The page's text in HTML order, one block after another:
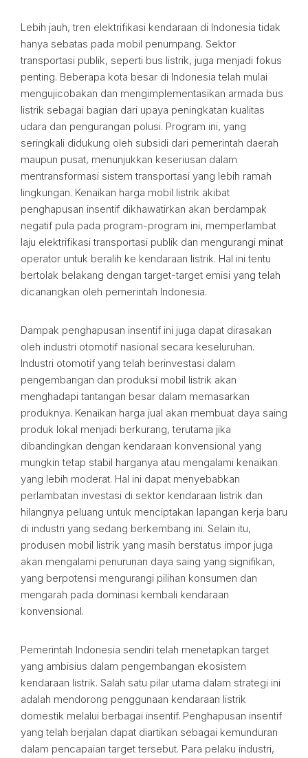
Lebih jauh, tren elektrifikasi kendaraan di Indonesia tidak
hanya sebatas pada mobil penumpang. Sektor
transportasi publik, seperti bus listrik, juga menjadi fokus
penting. Beberapa kota besar di Indonesia telah mulai
mengujicobakan dan mengimplementasikan armada bus
listrik sebagai bagian dari upaya peningkatan kualitas
udara dan pengurangan polusi. Program ini, yang
seringkali didukung oleh subsidi dari pemerintah daerah
maupun pusat, menunjukkan keseriusan dalam
mentransformasi sistem transportasi yang lebih ramah
lingkungan. Kenaikan harga mobil listrik akibat
penghapusan insentif dikhawatirkan akan berdampak
negatif pula pada program-program ini, memperlambat
laju elektrifikasi transportasi publik dan mengurangi minat
operator untuk beralih ke kendaraan listrik. Hal ini tentu
bertolak belakang dengan target-target emisi yang telah
dicanangkan oleh pemerintah Indonesia.
Dampak penghapusan insentif ini juga dapat dirasakan
oleh industri otomotif nasional secara keseluruhan.
Industri otomotif yang telah berinvestasi dalam
pengembangan dan produksi mobil listrik akan
menghadapi tantangan besar dalam memasarkan
produknya. Kenaikan harga jual akan membuat daya saing
produk lokal menjadi berkurang, terutama jika
dibandingkan dengan kendaraan konvensional yang
mungkin tetap stabil harganya atau mengalami kenaikan
yang lebih moderat. Hal ini dapat menyebabkan
perlambatan investasi di sektor kendaraan listrik dan
hilangnya peluang untuk menciptakan lapangan kerja baru
di industri yang sedang berkembang ini. Selain itu,
produsen mobil listrik yang masih berstatus impor juga
akan mengalami penurunan daya saing yang signifikan,
yang berpotensi mengurangi pilihan konsumen dan
mengarah pada dominasi kembali kendaraan
konvensional.
Pemerintah Indonesia sendiri telah menetapkan target
yang ambisius dalam pengembangan ekosistem
kendaraan listrik. Salah satu pilar utama dalam strategi ini
adalah mendorong penggunaan kendaraan listrik
domestik melalui berbagai insentif. Penghapusan insentif
yang telah berjalan dapat diartikan sebagai kemunduran
dalam pencapaian target tersebut. Para pelaku industri,